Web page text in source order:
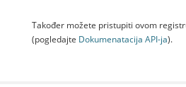
Također možete pristupiti ovom
(pogledajte Dokumenаtаcijа API-jа).